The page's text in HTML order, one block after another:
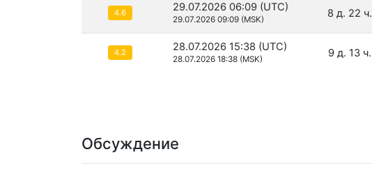
4.6 29.07.2026 06:09 (UTC)
29.07.2026 09:09 (MSK) 8 д. 22 ч.
4.2 28.07.2026 15:38 (UTC)
28.07.2026 18:38 (MSK) 9 д. 13 ч.
Обсуждение